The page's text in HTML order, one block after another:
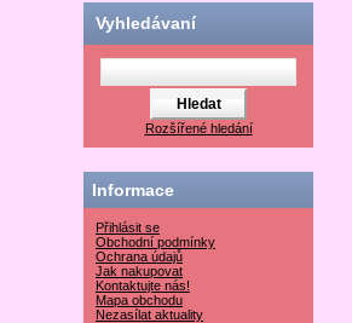
Vyhledávaní
Rozšířené hledání
Informace
Přihlásit se
Obchodní podmínky
Ochrana údajů
Jak nakupovat
Kontaktujte nás!
Mapa obchodu
Nezasílat aktuality